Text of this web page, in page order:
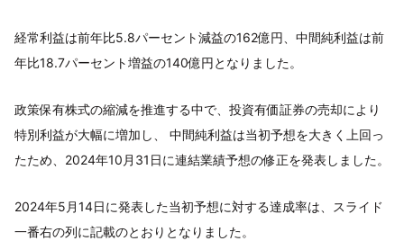
経常利益は前年比5.8パーセント減益の162億円、中間純利益は前
年比18.7パーセント増益の140億円となりました。
政策保有株式の縮減を推進する中で、投資有価証券の売却により
特別利益が大幅に増加し、 中間純利益は当初予想を大きく上回っ
たため、2024年10月31日に連結業績予想の修正を発表しました。
2024年5月14日に発表した当初予想に対する達成率は、スライド
一番右の列に記載のとおりとなりました。